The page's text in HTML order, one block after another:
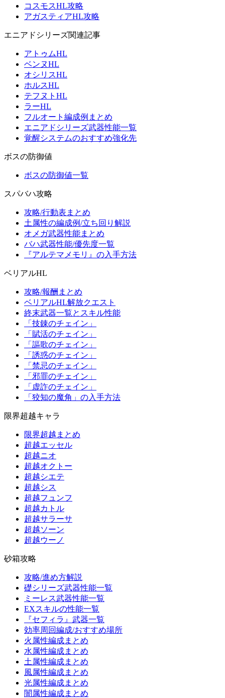
コスモスHL攻略
アガスティアHL攻略
エニアドシリーズ関連記事
アトゥムHL
ベンヌHL
オシリスHL
ホルスHL
テフヌトHL
ラーHL
フルオート編成例まとめ
エニアドシリーズ武器性能一覧
覚醒システムのおすすめ強化先
ボスの防御値
ボスの防御値一覧
スパバハ攻略
攻略/行動表まとめ
土属性の編成例/立ち回り解説
オメガ武器性能まとめ
バハ武器性能/優先度一覧
『アルテマメモリ』の入手方法
ベリアルHL
攻略/報酬まとめ
ベリアルHL解放クエスト
終末武器一覧とスキル性能
「技錬のチェイン」
「賦活のチェイン」
「謳歌のチェイン」
「誘惑のチェイン」
「禁忌のチェイン」
「邪罪のチェイン」
「虚詐のチェイン」
「狡知の魔角」の入手方法
限界超越キャラ
限界超越まとめ
超越エッセル
超越ニオ
超越オクトー
超越シエテ
超越シス
超越フュンフ
超越カトル
超越サラーサ
超越ソーン
超越ウーノ
砂箱攻略
攻略/進め方解説
礎シリーズ武器性能一覧
ミーレス武器性能一覧
EXスキルの性能一覧
『セフィラ』武器一覧
効率周回編成/おすすめ場所
火属性編成まとめ
水属性編成まとめ
土属性編成まとめ
風属性編成まとめ
光属性編成まとめ
闇属性編成まとめ